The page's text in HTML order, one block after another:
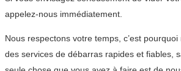
appelez-nous immédiatement.
Nous respectons votre temps, c’est
des services de débarras rapides et fiables,